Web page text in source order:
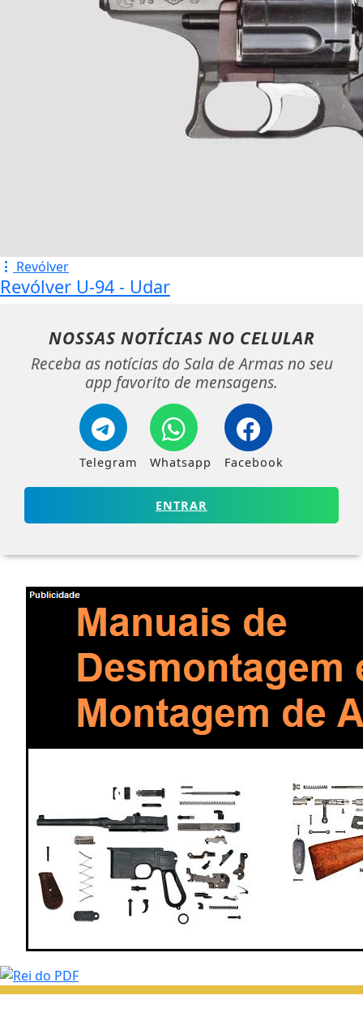
Revólver
Revólver U-94 - Udar
NOSSAS NOTÍCIAS NO CELULAR
Receba as notícias do Sala de Armas no seu
app favorito de mensagens.
Telegram Whatsapp Facebook
ENTRAR